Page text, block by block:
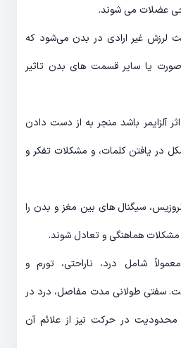
عضلات می شوند.
لرزش غیر ارادی در بدن می‌شود که
یا سایر قسمت های بدن تاثیر
اثر آلزایمر باشد منجر به از دست دادن
در یافتن کلمات، و مشکلات تفکر و
سیگنال های بین مغز و بدن را
هماهنگی و تعادل شوند.
شامل درد، ناراحتی، تورم و
سفتی طولانی مدت مفاصل، درد در
در حرکت نیز از علائم آن